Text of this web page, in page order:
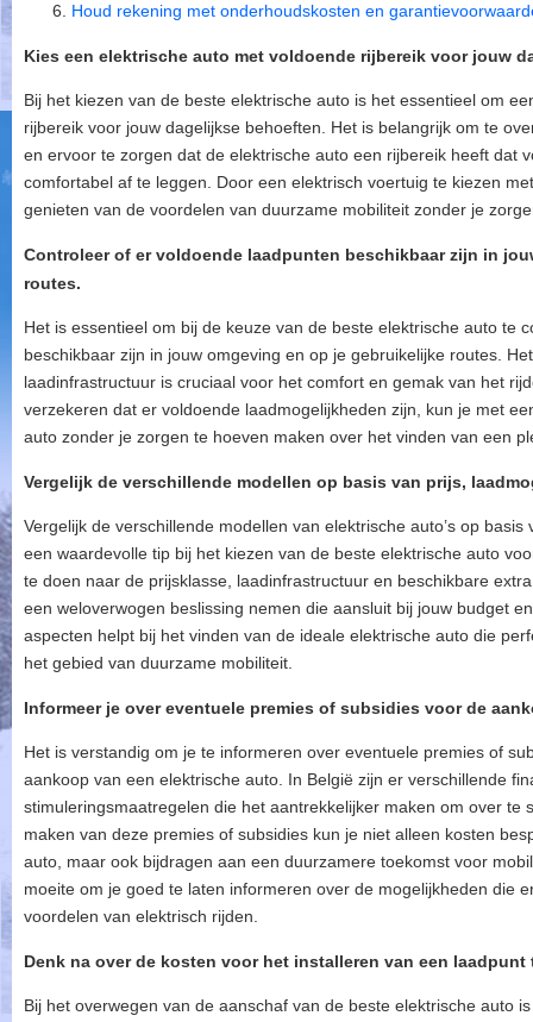
Houd rekening met onderhoudskosten en
Kies een elektrische auto met voldoende rijbereik voor jouw
Bij het kiezen van de beste elektrische auto is het essentieel om
rijbereik voor jouw dagelijkse behoeften. Het is belangrijk om te
en ervoor te zorgen dat de elektrische auto een rijbereik heeft dat
comfortabel af te leggen. Door een elektrisch voertuig te kiezen
genieten van de voordelen van duurzame mobiliteit zonder je
Controleer of er voldoende laadpunten beschikbaar zijn in
routes.
Het is essentieel om bij de keuze van de beste elektrische auto te
beschikbaar zijn in jouw omgeving en op je gebruikelijke routes.
laadinfrastructuur is cruciaal voor het comfort en gemak van het
verzekeren dat er voldoende laadmogelijkheden zijn, kun je met
auto zonder je zorgen te hoeven maken over het vinden van een
Vergelijk de verschillende modellen op basis van prijs,
Vergelijk de verschillende modellen van elektrische auto’s op
een waardevolle tip bij het kiezen van de beste elektrische auto
te doen naar de prijsklasse, laadinfrastructuur en beschikbare
een weloverwogen beslissing nemen die aansluit bij jouw budget
aspecten helpt bij het vinden van de ideale elektrische auto die
het gebied van duurzame mobiliteit.
Informeer je over eventuele premies of subsidies voor de
Het is verstandig om je te informeren over eventuele premies of
aankoop van een elektrische auto. In België zijn er verschillende
stimuleringsmaatregelen die het aantrekkelijker maken om over te
maken van deze premies of subsidies kun je niet alleen kosten
auto, maar ook bijdragen aan een duurzamere toekomst voor
moeite om je goed te laten informeren over de mogelijkheden die
voordelen van elektrisch rijden.
Denk na over de kosten voor het installeren van een
Bij het overwegen van de aanschaf van de beste elektrische auto